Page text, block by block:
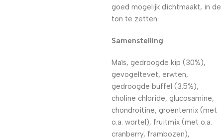
goed mogelijk dichtmaakt, in de
ton te zetten.
Samenstelling
Maïs, gedroogde kip (30%),
gevogeltevet, erwten,
gedroogde buffel (3.5%),
choline chloride, glucosamine,
chondroitine, groentemix (met
o.a. wortel), fruitmix (met o.a.
cranberry, frambozen),